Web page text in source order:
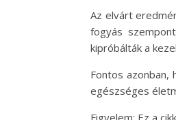
Az elvárt
fogyás
kipróbálták a
Fontos azonban,
egészséges